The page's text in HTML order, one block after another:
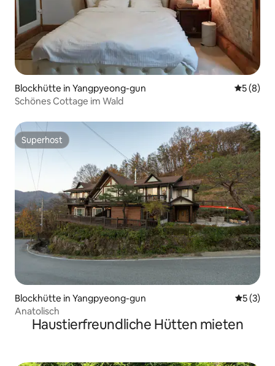
Blockhütte in Yangpyeong-gun
5 (8)
Schönes Cottage im Wald
Superhost
Superhost
Blockhütte in Yangpyeong-gun
5 (3)
Anatolisch
Haustierfreundliche Hütten mieten